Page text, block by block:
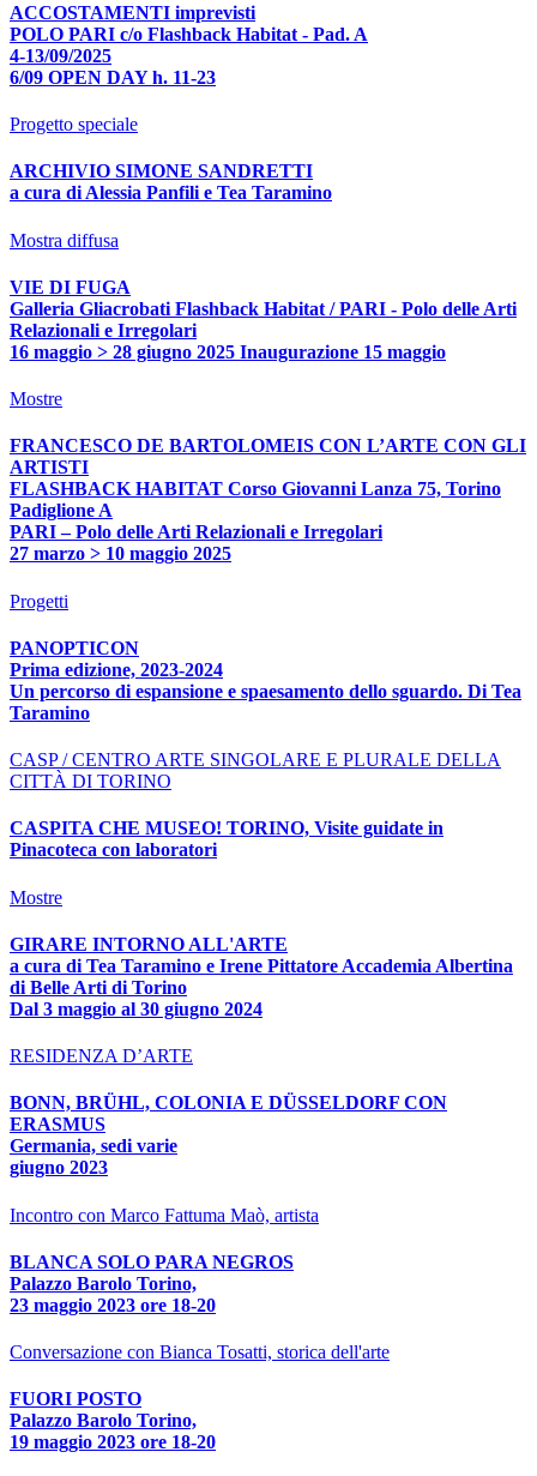
ACCOSTAMENTI imprevisti
POLO PARI c/o Flashback Habitat - Pad. A
4-13/09/2025
6/09 OPEN DAY h. 11-23
Progetto speciale
ARCHIVIO SIMONE SANDRETTI
a cura di Alessia Panfili e Tea Taramino
Mostra diffusa
VIE DI FUGA
Galleria Gliacrobati Flashback Habitat / PARI - Polo delle Arti
Relazionali e Irregolari
16 maggio > 28 giugno 2025 Inaugurazione 15 maggio
Mostre
FRANCESCO DE BARTOLOMEIS CON L’ARTE CON GLI
ARTISTI
FLASHBACK HABITAT Corso Giovanni Lanza 75, Torino
Padiglione A
PARI – Polo delle Arti Relazionali e Irregolari
27 marzo > 10 maggio 2025
Progetti
PANOPTICON
Prima edizione, 2023-2024
Un percorso di espansione e spaesamento dello sguardo. Di Tea
Taramino
CASP / CENTRO ARTE SINGOLARE E PLURALE DELLA
CITTÀ DI TORINO
CASPITA CHE MUSEO! TORINO, Visite guidate in
Pinacoteca con laboratori
Mostre
GIRARE INTORNO ALL'ARTE
a cura di Tea Taramino e Irene Pittatore Accademia Albertina
di Belle Arti di Torino
Dal 3 maggio al 30 giugno 2024
RESIDENZA D’ARTE
BONN, BRÜHL, COLONIA E DÜSSELDORF CON
ERASMUS
Germania, sedi varie
giugno 2023
Incontro con Marco Fattuma Maò, artista
BLANCA SOLO PARA NEGROS
Palazzo Barolo Torino,
23 maggio 2023 ore 18-20
Conversazione con Bianca Tosatti, storica dell'arte
FUORI POSTO
Palazzo Barolo Torino,
19 maggio 2023 ore 18-20